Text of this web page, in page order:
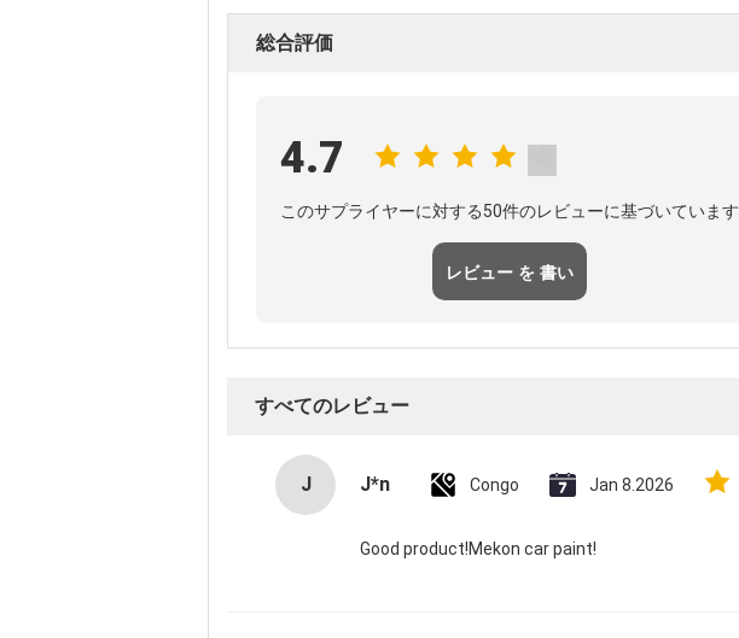
総合評価
4.7
このサプライヤーに対する50件のレビューに基づいています
レビュー を 書い
すべてのレビュー
J J*n Congo Jan 8.2026
Good product!Mekon car paint!